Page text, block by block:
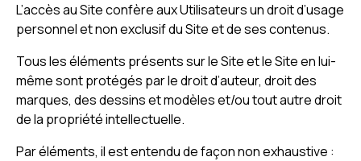
L’accès au Site confère aux Utilisateurs un droit d’usage
personnel et non exclusif du Site et de ses contenus.
Tous les éléments présents sur le Site et le Site en lui-
même sont protégés par le droit d’auteur, droit des
marques, des dessins et modèles et/ou tout autre droit
de la propriété intellectuelle.
Par éléments, il est entendu de façon non exhaustive :